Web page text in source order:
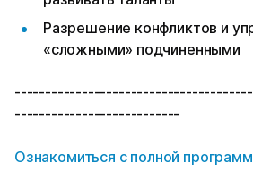
Разрешение конфликтов и
«сложными» подчиненными
---------------------------
Ознакомиться с полной